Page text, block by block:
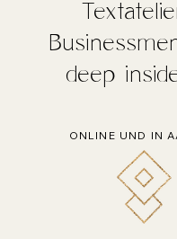
deep
ONLINE UND IN